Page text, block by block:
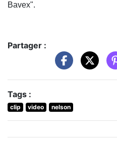
Bavex".
Partager :
Tags :
clip video nelson